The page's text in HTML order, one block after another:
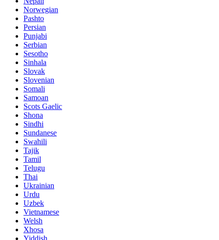
Norwegian
Pashto
Persian
Punjabi
Serbian
Sesotho
Sinhala
Slovak
Slovenian
Somali
Samoan
Scots Gaelic
Shona
Sindhi
Sundanese
Swahili
Tajik
Tamil
Telugu
Thai
Ukrainian
Urdu
Uzbek
Vietnamese
Welsh
Xhosa